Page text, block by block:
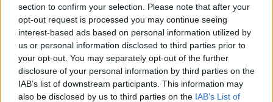
section to confirm your selection. Please note that after your
opt-out request is processed you may continue seeing
interest-based ads based on personal information utilized by
us or personal information disclosed to third parties prior to
your opt-out. You may separately opt-out of the further
disclosure of your personal information by third parties on the
IAB’s list of downstream participants. This information may
also be disclosed by us to third parties on the IAB’s List of
2 - 5%
Squalificato 0 - 0%
Infortunato 0 - 0
Inutilizzato 34 - 89 %